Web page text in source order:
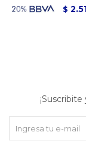
$